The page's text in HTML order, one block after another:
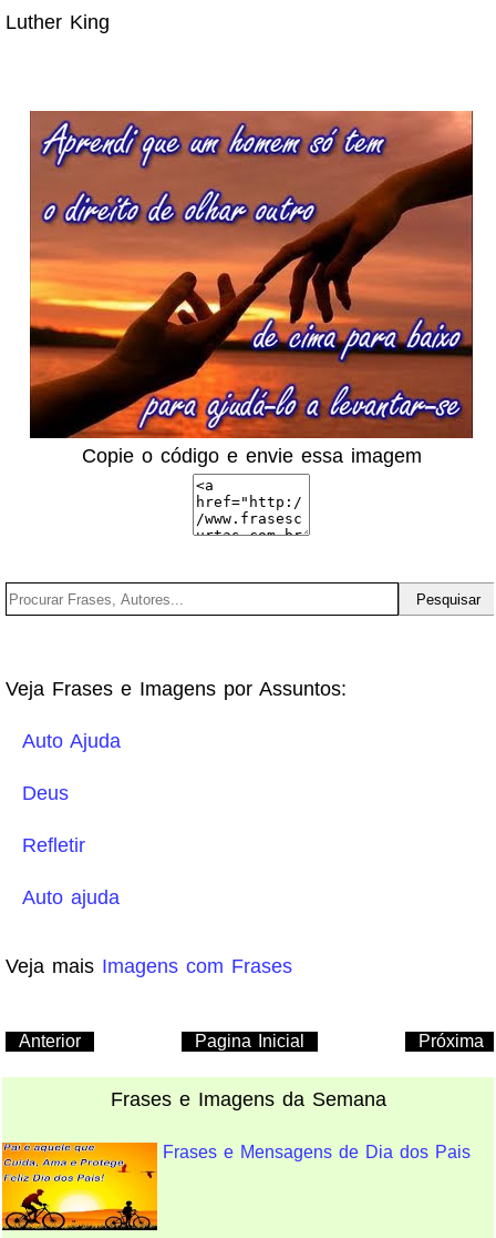
Luther King
Copie o código e envie essa imagem
Veja Frases e Imagens por Assuntos:
Auto Ajuda
Deus
Refletir
Auto ajuda
Veja mais Imagens com Frases
Anterior Próxima
Pagina Inicial
Frases e Imagens da Semana
Frases e Mensagens de Dia dos Pais